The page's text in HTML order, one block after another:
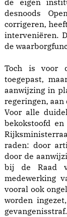
de eigen
desnoods
corrigeren,
interveniëren.
de
Toch is voor
toegepast,
aanwijzing in
regeringen, aan
Voor alle
bekokstoofd
raden: door
door de
bij de Raad
medewerking
vooral ook
worden
gevangenisstraf.